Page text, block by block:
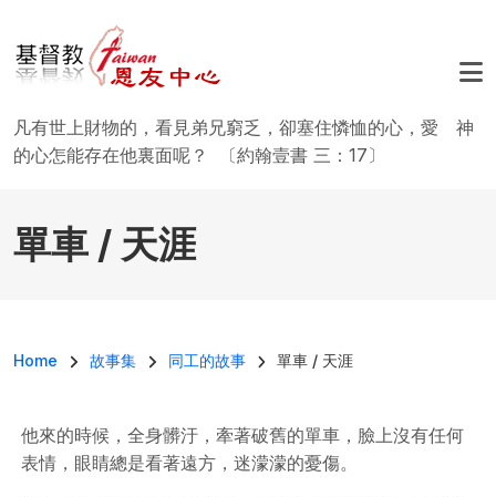
凡有世上財物的，看見弟兄窮乏，卻塞住憐恤的心，愛 神
的心怎能存在他裏面呢？ 〔約翰壹書 三：17〕
單車 / 天涯
導航連結
Home 故事集 同工的故事 單車 / 天涯
他來的時候，全身髒汙，牽著破舊的單車，臉上沒有任何
表情，眼睛總是看著遠方，迷濛濛的憂傷。